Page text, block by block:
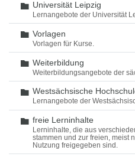
Ordner
Universität Leipzig
Lernangebote der Universität
Ordner
Vorlagen
Vorlagen für Kurse.
Ordner
Weiterbildung
Weiterbildungsangebote der
Ordner
Westsächsische
Lernangebote der
Ordner
freie Lerninhalte
Lerninhalte, die aus
stammen und zur freien, meist
Nutzung freigegeben sind.